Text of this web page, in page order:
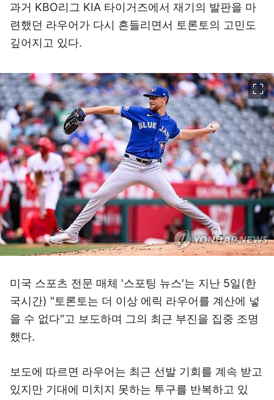
과거 KBO리그 KIA 타이거즈에서 재기의 발판을 마
련했던 라우어가 다시 흔들리면서 토론토의 고민도
깊어지고 있다.
미국 스포츠 전문 매체 '스포팅 뉴스'는 지난 5일(한
국시간) "토론토는 더 이상 에릭 라우어를 계산에 넣
을 수 없다"고 보도하며 그의 최근 부진을 집중 조명
했다.
보도에 따르면 라우어는 최근 선발 기회를 계속 받고
있지만 기대에 미치지 못하는 투구를 반복하고 있